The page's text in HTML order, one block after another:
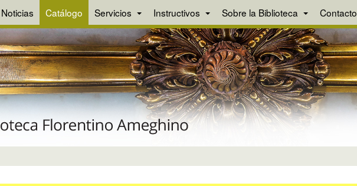
Noticias Catálogo Servicios Instructivos Sobre la Biblioteca Contacto